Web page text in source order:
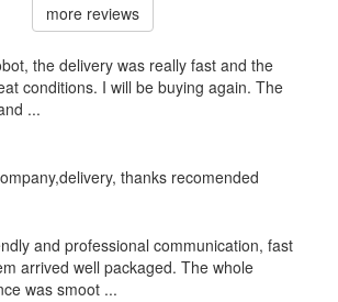
more reviews
the delivery was really fast and the
conditions. I will be buying again. The
...
thanks recomended
and professional communication, fast
arrived well packaged. The whole
was smoot ...